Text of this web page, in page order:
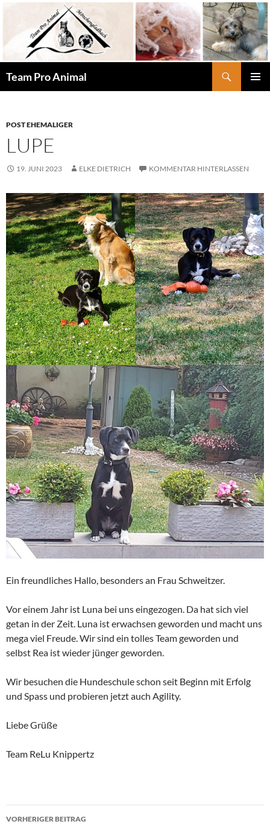
springen
Team Pro Animal
POST EHEMALIGER
LUPE
19. JUNI 2023 ELKE DIETRICH KOMMENTAR HINTERLASSEN
Ein freundliches Hallo, besonders an Frau Schweitzer.
Vor einem Jahr ist Luna bei uns eingezogen. Da hat sich viel
getan in der Zeit. Luna ist erwachsen geworden und macht uns
mega viel Freude. Wir sind ein tolles Team geworden und
selbst Rea ist wieder jünger geworden.
Wir besuchen die Hundeschule schon seit Beginn mit Erfolg
und Spass und probieren jetzt auch Agility.
Liebe Grüße
Team ReLu Knippertz
Beitragsnavigation
VORHERIGER BEITRAG